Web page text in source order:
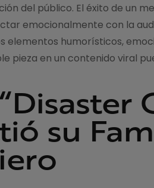
del público. El éxito de un
emocionalmente con la
elementos humorísticos,
pieza en un contenido viral
su